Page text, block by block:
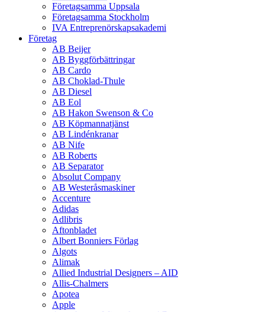
Företagsamma Uppsala
Företagsamma Stockholm
IVA Entreprenörskapsakademi
Företag
AB Beijer
AB Byggförbättringar
AB Cardo
AB Choklad-Thule
AB Diesel
AB Eol
AB Hakon Swenson & Co
AB Köpmannatjänst
AB Lindénkranar
AB Nife
AB Roberts
AB Separator
Absolut Company
AB Westeråsmaskiner
Accenture
Adidas
Adlibris
Aftonbladet
Albert Bonniers Förlag
Algots
Alimak
Allied Industrial Designers – AID
Allis-Chalmers
Apotea
Apple